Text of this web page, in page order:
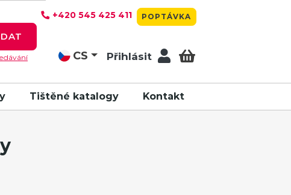
+420 545 425 411 POPTÁVKA
CS Přihlásit
Tištěné katalogy Kontakt